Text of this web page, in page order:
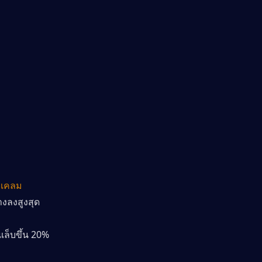
คลม
ลงสูงสุด
ล็บขึ้น 20%